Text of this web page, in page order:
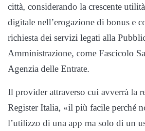
città, considerando la crescente
digitale nell’erogazione di bonus e
richiesta dei servizi legati alla
Amministrazione, come Fascicolo
Agenzia delle Entrate.
Il provider attraverso cui avverrà la
Register Italia, «il più facile perché
l’utilizzo di una app ma solo di un